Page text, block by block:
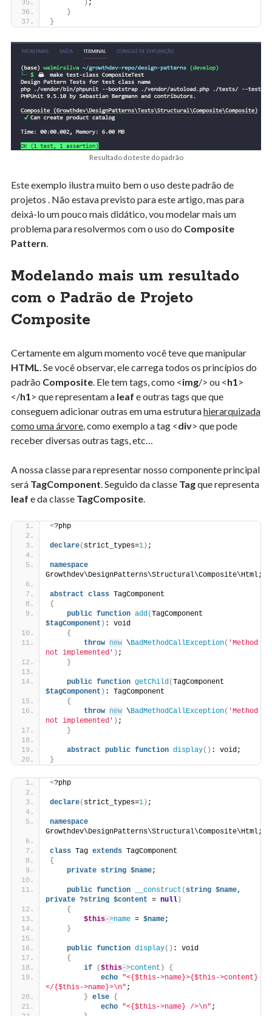
) ;
}
}
Resultado do teste do padrão
Este exemplo ilustra muito bem o uso deste padrão de
projetos . Não estava previsto para este artigo, mas para
deixá-lo um pouco mais didático, vou modelar mais um
problema para resolvermos com o uso do Composite
Pattern.
Modelando mais um resultado
com o Padrão de Projeto
Composite
Certamente em algum momento você teve que manipular
HTML. Se você observar, ele carrega todos os princípios do
padrão Composite. Ele tem tags, como <img/> ou <h1>
</h1> que representam aleaf e outras tags que que
conseguem adicionar outras em uma estruturahierarquizada
como uma árvore, como exemplo a tag <div> que pode
receber diversas outras tags, etc…
A nossa classe para representar nosso componente principal
será TagComponent. Seguido da classe Tagque representa
leaf e da classe TagComposite.
<?php
declare( strict_types=1) ;
namespace
Growthdev\DesignPatterns\Structural\Composite\Html;
abstract class TagComponent
{
public function add(
$tagComponent ) : void
{
throw new \BadMethodCallException( 'Method
not implemented' ) ;
}
public function getChild(
$tagComponent ) : TagComponent
{
throw new \BadMethodCallException( 'Method
not implemented' ) ;
}
abstract public function display() : void;
}
<?php
declare( strict_types=1) ;
namespace
Growthdev\DesignPatterns\Structural\Composite\Html;
class Tag extends TagComponent
{
private string $name;
public function __construct ( string $name,
private ?string $content = null)
{
$this->name = $name;
}
public function display() : void
{
if
($this->content )
{
echo "<{$this->name}>{$this->content}
</{$this->name}>\n" ;
} else {
echo "<{$this->name} />\n" ;